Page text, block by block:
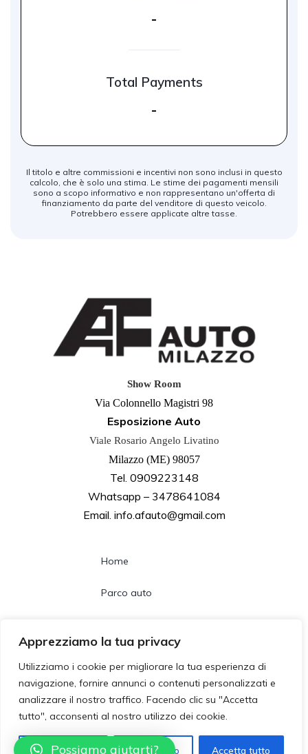
Apprezziamo la tua privacy
Utilizziamo i cookie per migliorare la tua esperienza di
navigazione, fornire annunci o contenuti personalizzati e
analizzare il nostro traffico. Facendo clic su "Accetta
tutto", acconsenti al nostro utilizzo dei cookie.
Personalizzza Rifiuta tutto Accetta tutto
-
Total Payments
-
Il titolo e altre commissioni e incentivi non sono inclusi in questo
calcolo, che è solo una stima. Le stime dei pagamenti mensili
sono a scopo informativo e non rappresentano un'offerta di
finanziamento da parte del venditore di questo veicolo.
Potrebbero essere applicate altre tasse.
Show Room
Via Colonnello Magistri 98
Esposizione Auto
Viale Rosario Angelo Livatino
Milazzo (ME) 98057
Tel. 0909223148
Whatsapp – 3478641084
Email. info.afauto@gmail.com
Home
Parco auto
Contatti
Follow us
Possiamo aiutarti?